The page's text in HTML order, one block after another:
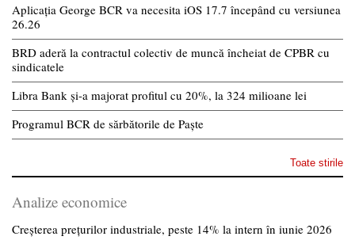
Aplicația George BCR va necesita iOS 17.7 începând cu versiunea
26.26
BRD aderă la contractul colectiv de muncă încheiat de CPBR cu
sindicatele
Libra Bank și-a majorat profitul cu 20%, la 324 milioane lei
Programul BCR de sărbătorile de Paște
Toate stirile
Analize economice
Creșterea prețurilor industriale, peste 14% la intern în iunie 2026